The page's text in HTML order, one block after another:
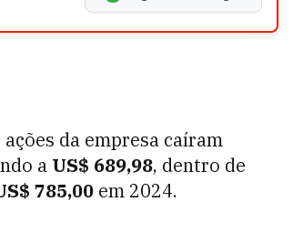
da empresa caíram
a US$ 689,98, dentro de
785,00 em 2024.